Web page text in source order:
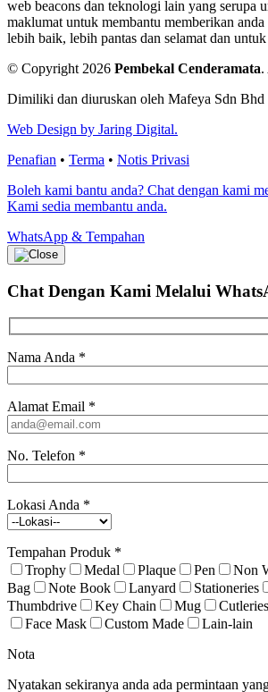
web beacons dan teknologi lain yang serupa
maklumat untuk membantu memberikan
lebih baik, lebih pantas dan selamat dan
© Copyright 2026 Pembekal Cenderamata.
Dimiliki dan diuruskan oleh Mafeya Sdn Bhd
Web Design by Jaring Digital.
Penafian • Terma • Notis Privasi
Boleh kami bantu anda? Chat dengan kami
Kami sedia membantu anda.
WhatsApp & Tempahan
Chat Dengan Kami Melalui
Nama Anda *
Alamat Email *
No. Telefon *
Lokasi Anda *
Tempahan Produk *
Trophy
Medal Plaque Pen Non
Bag
Note Book Lanyard Stationeries
Thumbdrive
Key Chain Mug Cutleries
Face Mask
Custom Made
Lain-lain
Nota
Nyatakan sekiranya anda ada permintaan